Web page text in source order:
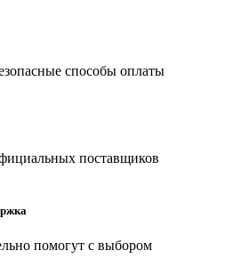
способы оплаты
поставщиков
помогут с выбором